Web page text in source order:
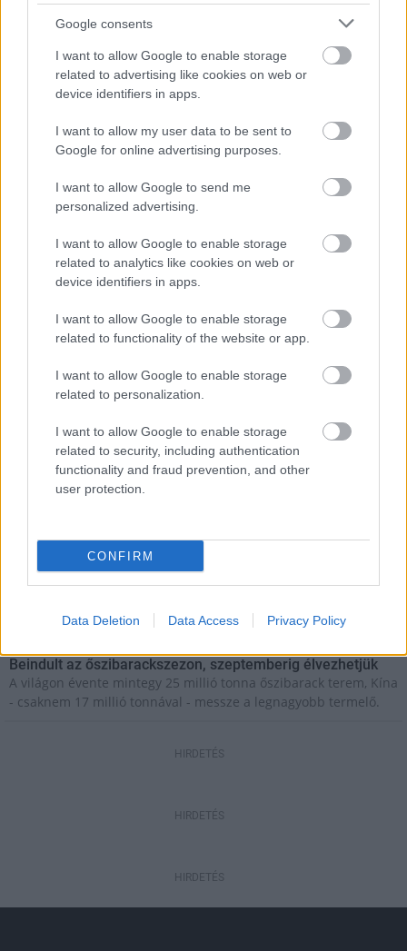
Google consents
I want to allow Google to enable storage
related to advertising like cookies on web or
device identifiers in apps.
I want to allow my user data to be sent to
Google for online advertising purposes.
I want to allow Google to send me
personalized advertising.
I want to allow Google to enable storage
related to analytics like cookies on web or
device identifiers in apps.
I want to allow Google to enable storage
related to functionality of the website or app.
I want to allow Google to enable storage
related to personalization.
I want to allow Google to enable storage
related to security, including authentication
functionality and fraud prevention, and other
user protection.
CONFIRM
Data Deletion Data Access Privacy Policy
Feliratkozom a hírlevélre és elfogadom az
FELIRATKOZÁS
Országos hírek
Kecskeméten is szakirányú
továbbképzésekkel erősít a Gál Ferenc
Egyetem
Országos hírek szúnyogirtás
szúnyoginvázió elkerülésében
Túlfogyasztás napja - július 30-ra
felhasználta az emberiség a Föld egész
évre elegendő erőforrásait
Beindult az őszibarackszezon, szeptemberig élvezhetjük
A világon évente mintegy 25 millió tonna őszibarack terem, Kína
- csaknem 17 millió tonnával - messze a legnagyobb termelő.
HIRDETÉS
HIRDETÉS
HIRDETÉS